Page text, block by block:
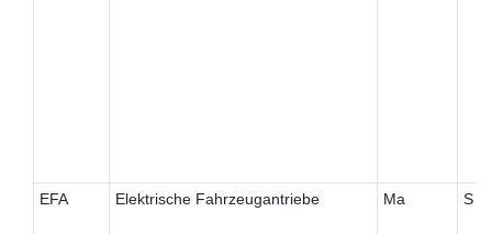
EFA Elektrische Fahrzeugantriebe Ma S